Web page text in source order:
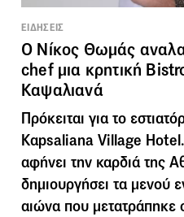
ΕΙΔΗΣΕΙΣ
Ο Νίκος Θωμάς
chef μια κρητική
Καψαλιανά
Πρόκειται για το
Kαpsaliana Village
αφήνει την καρδιά της
δημιουργήσει τα μενού
αιώνα που μετατράπηκε